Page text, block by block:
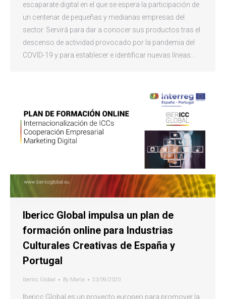
escaparate digital en el que se espera la participación de
un centenar de pequeñas y medianas empresas del
sector. Servirá para dar a conocer sus productos tras el
descenso de actividad provocado por la pandemia del
COVID-19 y para establecer e identificar nuevas líneas…
Ibericc Global impulsa un plan de
formación online para Industrias
Culturales Creativas de España y
Portugal
Ibericc Global By Maria 23/09/2020
Ibericc Global es un proyecto europeo para promover la